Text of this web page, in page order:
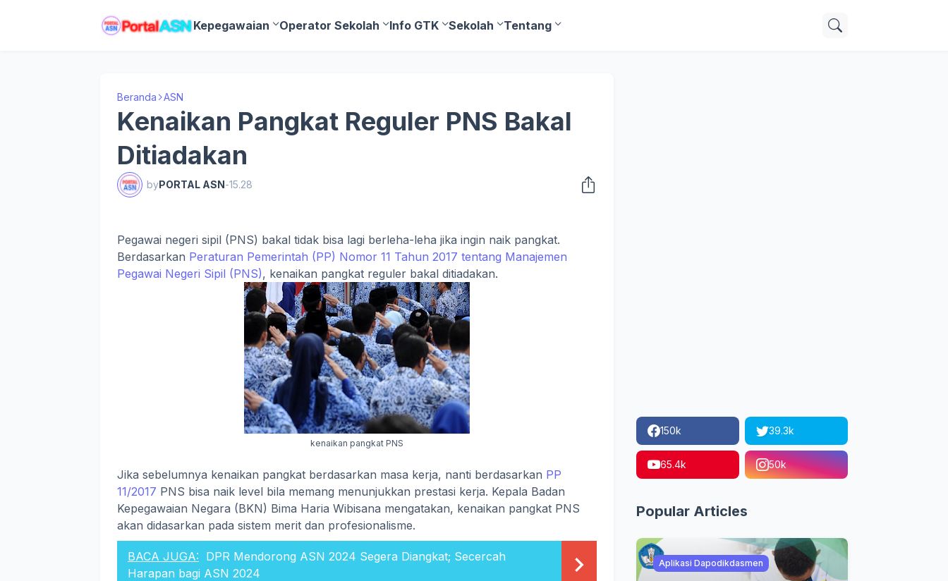
Kepegawaian Operator Sekolah Info GTK Sekolah Tentang
Beranda ASN
Kenaikan Pangkat Reguler PNS Bakal
Ditiadakan
byPORTAL ASN-15.28
Pegawai negeri sipil (PNS) bakal tidak bisa lagi berleha-leha jika ingin naik pangkat.
Berdasarkan Peraturan Pemerintah (PP) Nomor 11 Tahun 2017 tentang Manajemen
Pegawai Negeri Sipil (PNS), kenaikan pangkat reguler bakal ditiadakan.
kenaikan pangkat PNS
Jika sebelumnya kenaikan pangkat berdasarkan masa kerja, nanti berdasarkan PP
11/2017 PNS bisa naik level bila memang menunjukkan prestasi kerja. Kepala Badan
Kepegawaian Negara (BKN) Bima Haria Wibisana mengatakan, kenaikan pangkat PNS
akan didasarkan pada sistem merit dan profesionalisme.
BACA JUGA: DPR Mendorong ASN 2024 Segera Diangkat; Secercah
Harapan bagi ASN 2024
150k 39.3k
65.4k 50k
Popular Articles
Aplikasi Dapodikdasmen